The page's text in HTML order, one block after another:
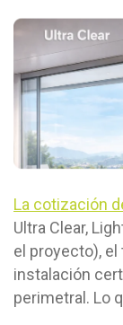
La cotización
Ultra Clear,
el proyecto),
instalación
perimetral. Lo